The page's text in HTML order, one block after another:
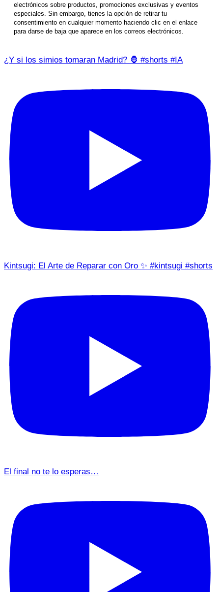
electrónicos sobre productos, promociones exclusivas y eventos
especiales. Sin embargo, tienes la opción de retirar tu
consentimiento en cualquier momento haciendo clic en el enlace
para darse de baja que aparece en los correos electrónicos.
¿Y si los simios tomaran Madrid? 🦍 #shorts #IA
Kintsugi: El Arte de Reparar con Oro ✨ #kintsugi #shorts
El final no te lo esperas…